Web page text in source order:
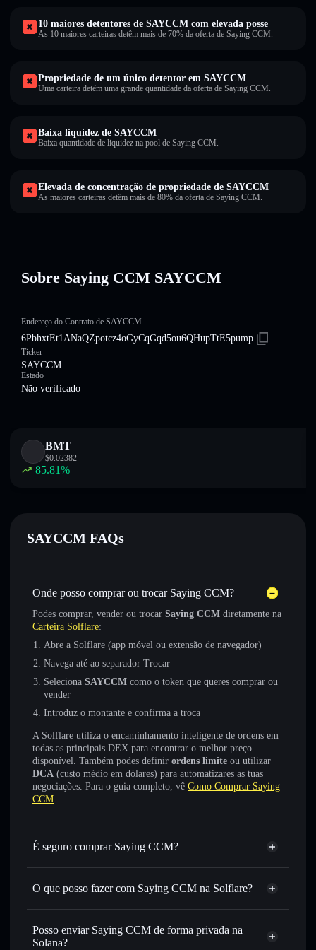
10 maiores detentores de SAYCCM com elevada posse
As 10 maiores carteiras detêm mais de 70% da oferta de Saying CCM.
Propriedade de um único detentor em SAYCCM
Uma carteira detém uma grande quantidade da oferta de Saying CCM.
Baixa liquidez de SAYCCM
Baixa quantidade de liquidez na pool de Saying CCM.
Elevada de concentração de propriedade de SAYCCM
As maiores carteiras detêm mais de 80% da oferta de Saying CCM.
Sobre Saying CCM SAYCCM
Endereço do Contrato de SAYCCM
6PbhxtEt1ANaQZpotcz4oGyCqGqd5ou6QHupTtE5pump
Ticker
SAYCCM
Estado
Não verificado
BMT
$0.02382
85.81%
SAYCCM FAQs
Onde posso comprar ou trocar Saying CCM?
Podes comprar, vender ou trocar Saying CCM diretamente na
Carteira Solflare:
Abre a Solflare (app móvel ou extensão de navegador)
Navega até ao separador Trocar
Seleciona SAYCCM como o token que queres comprar ou
vender
Introduz o montante e confirma a troca
A Solflare utiliza o encaminhamento inteligente de ordens em
todas as principais DEX para encontrar o melhor preço
disponível. Também podes definir ordens limite ou utilizar
DCA (custo médio em dólares) para automatizares as tuas
negociações. Para o guia completo, vê Como Comprar Saying
CCM.
É seguro comprar Saying CCM?
Saying CCM não está verificado
O que posso fazer com Saying CCM na Solflare?
Saying CCM
Carteira Solflare
Trocar instantaneamente— trocar SAYCCM por SOL,
USDC ou milhares de outros tokens Solana com
Posso enviar Saying CCM de forma privada na
Solana?